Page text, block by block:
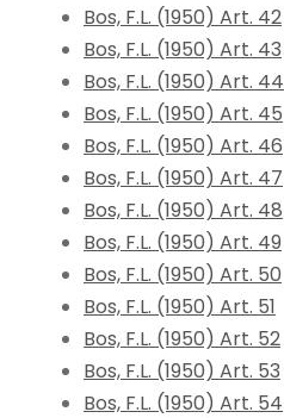
Bos, F.L. (1950) Art. 42
Bos, F.L. (1950) Art. 43
Bos, F.L. (1950) Art. 44
Bos, F.L. (1950) Art. 45
Bos, F.L. (1950) Art. 46
Bos, F.L. (1950) Art. 47
Bos, F.L. (1950) Art. 48
Bos, F.L. (1950) Art. 49
Bos, F.L. (1950) Art. 50
Bos, F.L. (1950) Art. 51
Bos, F.L. (1950) Art. 52
Bos, F.L. (1950) Art. 53
Bos, F.L. (1950) Art. 54